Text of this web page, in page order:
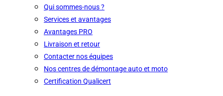
Qui sommes-nous ?
Services et avantages
Avantages PRO
Livraison et retour
Contacter nos équipes
Nos centres de démontage auto et moto
Certification Qualicert